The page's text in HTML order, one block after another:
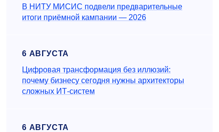
В НИТУ МИСИС подвели предварительные
итоги приёмной кампании — 2026
6 АВГУСТА
Цифровая трансформация без иллюзий:
почему бизнесу сегодня нужны архитекторы
сложных ИТ-систем
6 АВГУСТА